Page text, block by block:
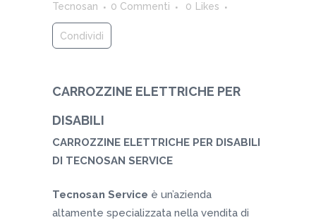
Tecnosan
0 Commenti 0 Likes
Condividi
CARROZZINE ELETTRICHE PER
DISABILI
CARROZZINE ELETTRICHE PER DISABILI
DI TECNOSAN SERVICE
Tecnosan Service è un’azienda
altamente specializzata nella vendita di